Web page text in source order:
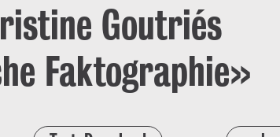
Goutriés
Faktographie»